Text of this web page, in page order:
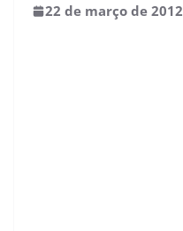
22 de março de 2012